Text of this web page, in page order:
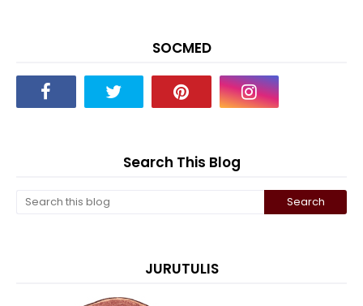
SOCMED
Search This Blog
JURUTULIS